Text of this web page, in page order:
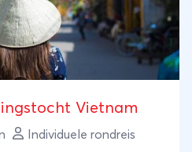
Vietnam
Individuele rondreis